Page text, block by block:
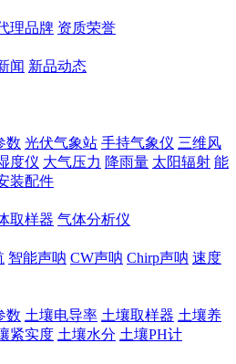
理品牌 资质荣誉
闻 新品动态
数 光伏气象站 手持气象仪 三维风
度仪 大气压力 降雨量 太阳辐射 能
装配件
取样器 气体分析仪
智能声呐 CW声呐 Chirp声呐 速度
数 土壤电导率 土壤取样器 土壤养
紧实度 土壤水分 土壤PH计